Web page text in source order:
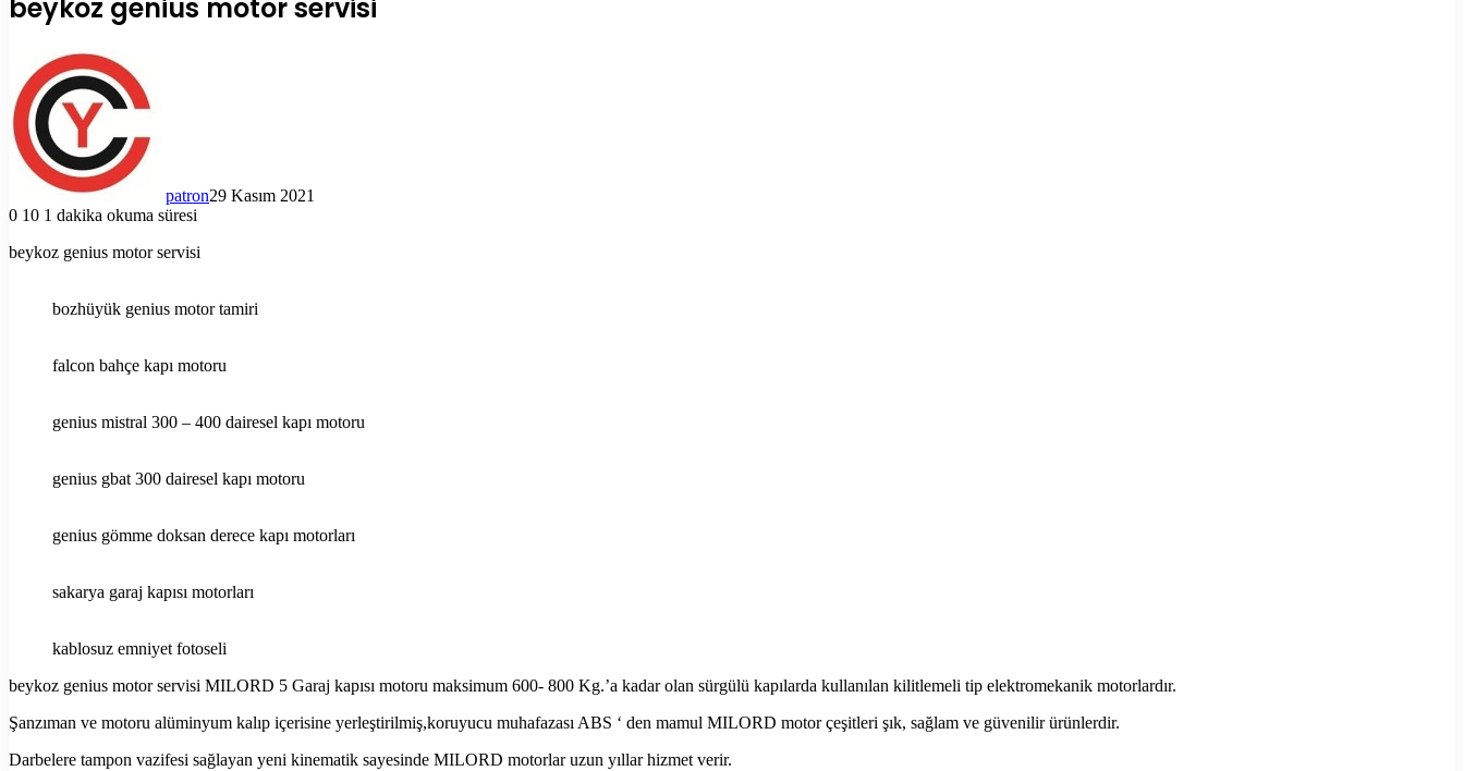
beykoz genius motor servisi
patron29 Kasım 2021
0 10 1 dakika okuma süresi
beykoz genius motor servisi
bozhüyük genius motor tamiri
falcon bahçe kapı motoru
genius mistral 300 – 400 dairesel kapı motoru
genius gbat 300 dairesel kapı motoru
genius gömme doksan derece kapı motorları
sakarya garaj kapısı motorları
kablosuz emniyet fotoseli
beykoz genius motor servisi MILORD 5 Garaj kapısı motoru maksimum 600- 800 Kg.’a kadar olan sürgülü kapılarda kullanılan kilitlemeli tip elektromekanik motorlardır.
Şanzıman ve motoru alüminyum kalıp içerisine yerleştirilmiş,koruyucu muhafazası ABS ‘ den mamul MILORD motor çeşitleri şık, sağlam ve güvenilir ürünlerdir.
Darbelere tampon vazifesi sağlayan yeni kinematik sayesinde MILORD motorlar uzun yıllar hizmet verir.